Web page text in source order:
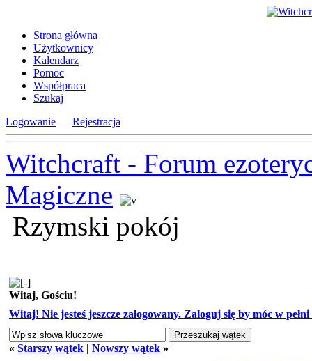
Strona główna
Użytkownicy
Kalendarz
Pomoc
Współpraca
Szukaj
Logowanie — Rejestracja
Witchcraft - Forum
Magiczne
Rzymski pokój
Witaj, Gościu!
Witaj! Nie jesteś jeszcze zalogowany. Zaloguj się by móc w
« Starszy wątek | Nowszy wątek »